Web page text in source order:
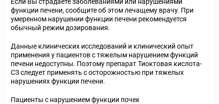
функции печени, сообщите об этом лечащему врачу. При
умеренном нарушении функции печени рекомендуется
обычный режим дозирования.
Данные клинических исследований и клинический опыт
применения у пациентов с тяжелым нарушением функций
печени недоступны. Поэтому препарат Тиоктовая кислота-
СЗ следует применять с осторожностью при тяжелых
нарушениях функции печени.
Пациенты с нарушением функции почек